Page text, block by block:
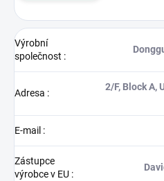
Výrobní
společnost :
Adresa :
2/F, Block A,
E-mail :
Zástupce
výrobce v EU :